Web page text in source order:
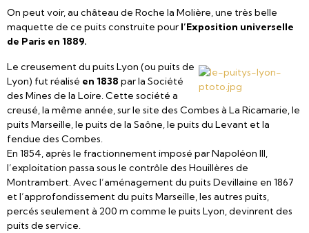
On peut voir, au château de Roche la Molière, une très belle
maquette de ce puits construite pour l’Exposition universelle
de Paris en 1889.
Le creusement du puits Lyon (ou puits de
Lyon) fut réalisé en 1838 par la Société
des Mines de la Loire. Cette société a
creusé, la même année, sur le site des Combes à La Ricamarie, le
puits Marseille, le puits de la Saône, le puits du Levant et la
fendue des Combes.
En 1854, après le fractionnement imposé par Napoléon III,
l’exploitation passa sous le contrôle des Houillères de
Montrambert. Avec l’aménagement du puits Devillaine en 1867
et l’approfondissement du puits Marseille, les autres puits,
percés seulement à 200 m comme le puits Lyon, devinrent des
puits de service.